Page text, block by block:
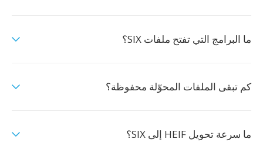
ما البرامج التي تفتح ملفات SIX؟
كم تبقى الملفات المحوّلة محفوظة؟
ما سرعة تحويل HEIF إلى SIX؟